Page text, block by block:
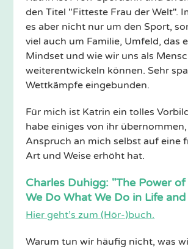
den Titel "Fitteste Frau der Welt".
es aber nicht nur um den Sport,
viel auch um Familie, Umfeld, das
Mindset und wie wir uns als
weiterentwickeln können. Sehr
Wettkämpfe eingebunden.
Für mich ist Katrin ein tolles
habe einiges von ihr
Anspruch an mich selbst auf eine
Art und Weise erhöht hat.
Charles Duhigg: "The Power
We Do What We Do in Life
Hier geht’s zum (Hör-)buch.
Warum tun wir häufig nicht, was